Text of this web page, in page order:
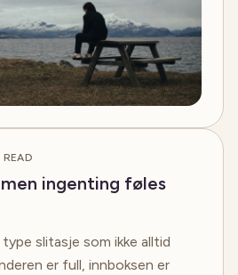
READ
ingenting føles
slitasje som ikke alltid
er full, innboksen er